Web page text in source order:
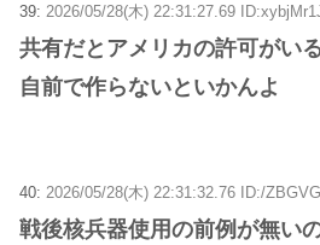
39: 2026/05/28(木) 22:31:27.69
共有だとアメリカの許可がい
自前で作らないといかんよ
40: 2026/05/28(木) 22:31:32.76 ID:/
戦後核兵器使用の前例が無い